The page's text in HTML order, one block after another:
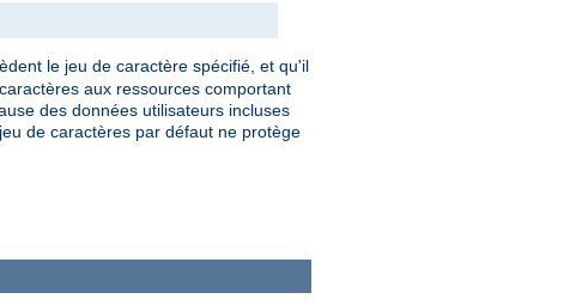
le jeu de caractère spécifié, et qu'il
aux ressources comportant
des données utilisateurs incluses
de caractères par défaut ne protège